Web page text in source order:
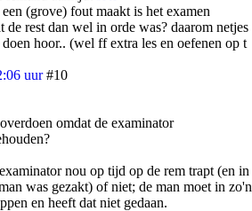
(grove) fout maakt is het examen
rest dan wel in orde was? daarom netjes
hoor.. (wel ff extra les en oefenen op t
uur #10
omdat de examinator
nou op tijd op de rem trapt (en in
was gezakt) of niet; de man moet in zo'n
en heeft dat niet gedaan.